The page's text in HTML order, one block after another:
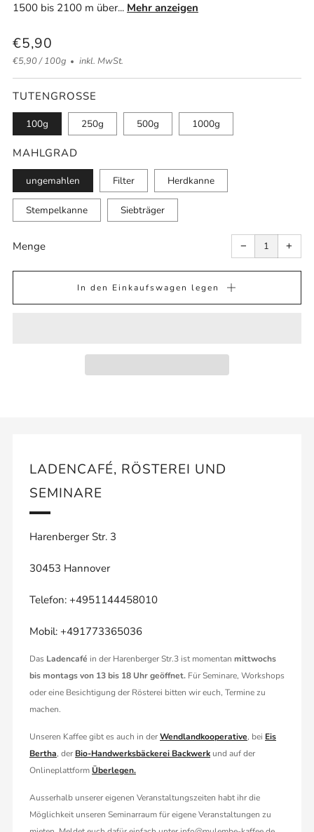
1500 bis 2100 m über... Mehr anzeigen
NORMALER
PREIS
€5,90
Einzelpreis
€5,90/ pro
100g inkl. MwSt.
TÜTENGRÖSSE
100g 250g 500g 1000g
MAHLGRAD
ungemahlen Filter Herdkanne
Stempelkanne Siebträger
Menge −
Artikelmenge
eins
reduzieren+
In den Einkaufswagen legen
LADENCAFÉ, RÖSTEREI UND
SEMINARE
Harenberger Str. 3
30453 Hannover
Telefon: +4951144458010
Mobil: +491773365036
Das Ladencafé in der Harenberger Str.3 ist momentan mittwochs
bis montags von 13 bis 18 Uhr geöffnet. Für Seminare, Workshops
oder eine Besichtigung der Rösterei bitten wir euch, Termine zu
machen.
Unseren Kaffee gibt es auch in derWendlandkooperative, bei Eis
Bertha, der Bio-Handwerksbäckerei Backwerk und auf der
OnlineplattformÜberlegen.
Ausserhalb unserer eigenen Veranstaltungszeiten habt ihr die
Möglichkeit unseren Seminarraum für eigene Veranstaltungen zu